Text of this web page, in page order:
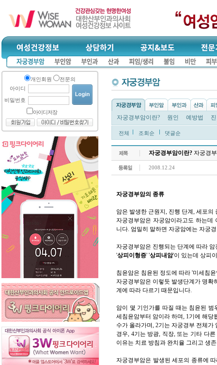
개인회원
전문의
아이디
비밀번호
아이디저장
자궁경부암이란? 원인 예방법
전체 조회순 댓글순
자궁경부암이란? 자궁경
2008.12.24
자궁경부암의 종류
암은 발생한 근원지, 진행 단계, 세포
자궁경부암은 자궁암이라고도 하는데
니다. 엄밀히 말하면 자궁암에는 자궁
자궁경부암은 진행되는 단계에 따라
'상피이형증' '상피내암'이 있는데 상피
침윤암은 침윤된 정도에 따라 '미세침윤
자궁경부암은 이렇듯 발생단계가 명확
계에 따라 다르기 때문입니다.
암이 몇 기인가를 따질 때는 침윤된
세침윤암부터 암이라 하며, 1기에 해
수가 올라가며, 2기는 자궁경부 전체
경우, 4기는 방광, 직장, 또는 기타 다
이유는 치료 방침과 완치율 그리고 생
자궁경부암은 발생된 세포의 종류에